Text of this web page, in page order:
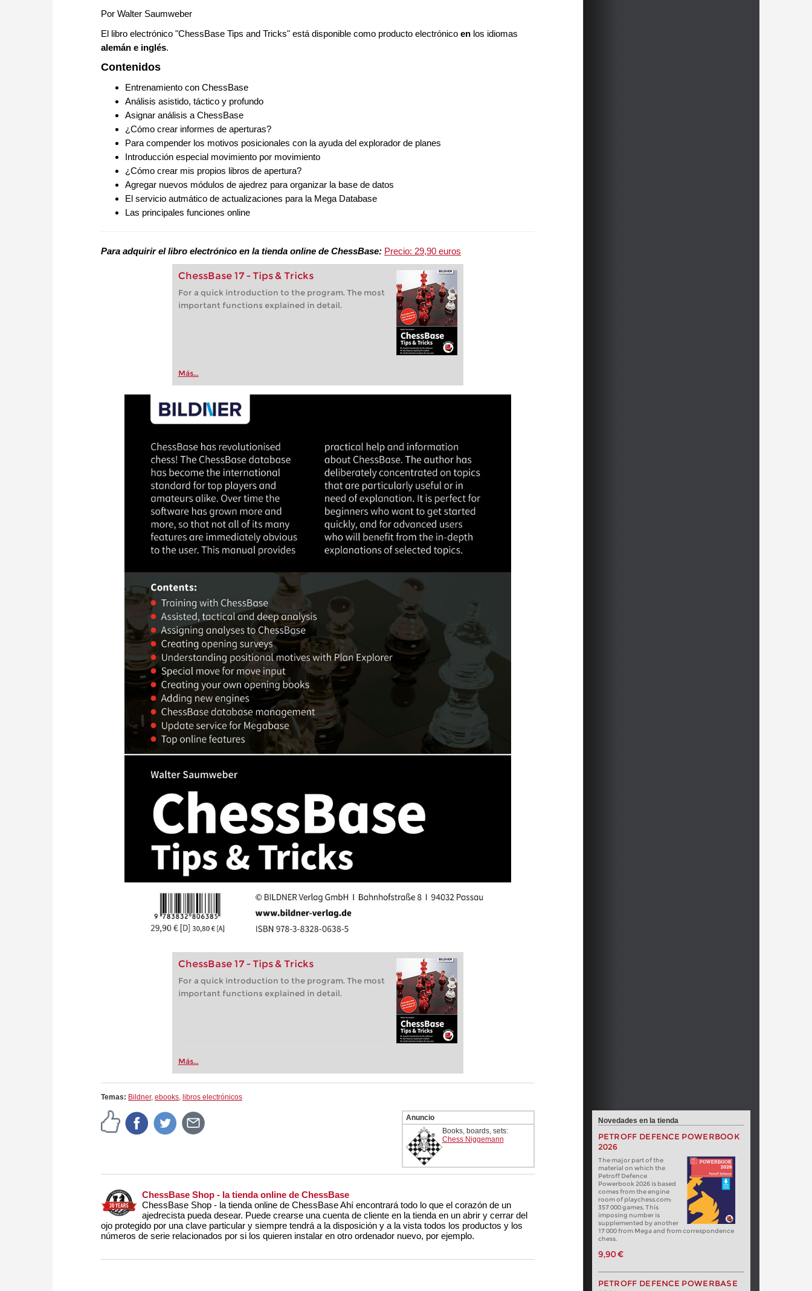
Por Walter Saumweber
El libro electrónico "ChessBase Tips and Tricks" está disponible como producto electrónico en los idiomas
alemán e inglés.
Contenidos
Entrenamiento con ChessBase
Análisis asistido, táctico y profundo
Asignar análisis a ChessBase
¿Cómo crear informes de aperturas?
Para compender los motivos posicionales con la ayuda del explorador de planes
Introducción especial movimiento por movimiento
¿Cómo crear mis propios libros de apertura?
Agregar nuevos módulos de ajedrez para organizar la base de datos
El servicio autmático de actualizaciones para la Mega Database
Las principales funciones online
Para adquirir el libro electrónico en la tienda online de ChessBase: Precio: 29,90 euros
ChessBase 17 - Tips & Tricks
For a quick introduction to the program. The most
important functions explained in detail.
Más...
ChessBase 17 - Tips & Tricks
For a quick introduction to the program. The most
important functions explained in detail.
Más...
Temas: Bildner, ebooks, libros electrónicos
Anuncio
Books, boards, sets:
Chess Niggemann
ChessBase Shop - la tienda online de ChessBase
ChessBase Shop - la tienda online de ChessBase Ahí encontrará todo lo que el corazón de un
ajedrecista pueda desear. Puede crearse una cuenta de cliente en la tienda en un abrir y cerrar del
ojo protegido por una clave particular y siempre tendrá a la disposición y a la vista todos los productos y los
números de serie relacionados por si los quieren instalar en otro ordenador nuevo, por ejemplo.
Novedades en la tienda
PETROFF DEFENCE POWERBOOK
2026
The major part of the
material on which the
Petroff Defence
Powerbook 2026 is based
comes from the engine
room of playchess.com:
357 000 games. This
imposing number is
supplemented by another
17 000 from Mega and from correspondence
chess.
9,90 €
PETROFF DEFENCE POWERBASE